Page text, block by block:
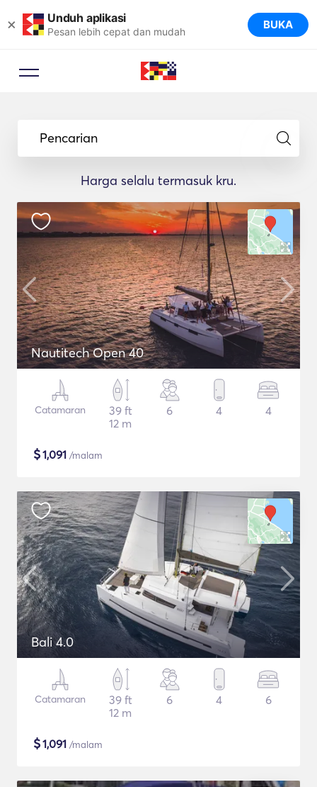
× Unduh aplikasi
Pesan lebih cepat dan mudah BUKA
Pencarian
Harga selalu termasuk kru.
Nautitech Open 40
Catamaran
39 ft
12 m
6 4 4
$1,091 /malam
Bali 4.0
Catamaran
39 ft
12 m
6 4 6
$1,091 /malam